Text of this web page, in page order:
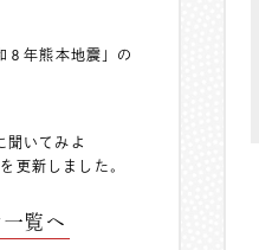
８年熊本地震」の
聞いてみよ
更新しました。
覧へ